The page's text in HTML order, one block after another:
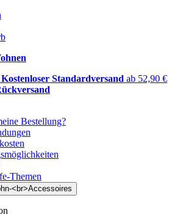
Standardversand ab 52,90 €
Bestellung?
Themen